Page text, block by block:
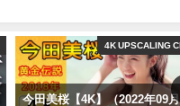
4K UPSCALING
今田美桜【4K】（2022年09